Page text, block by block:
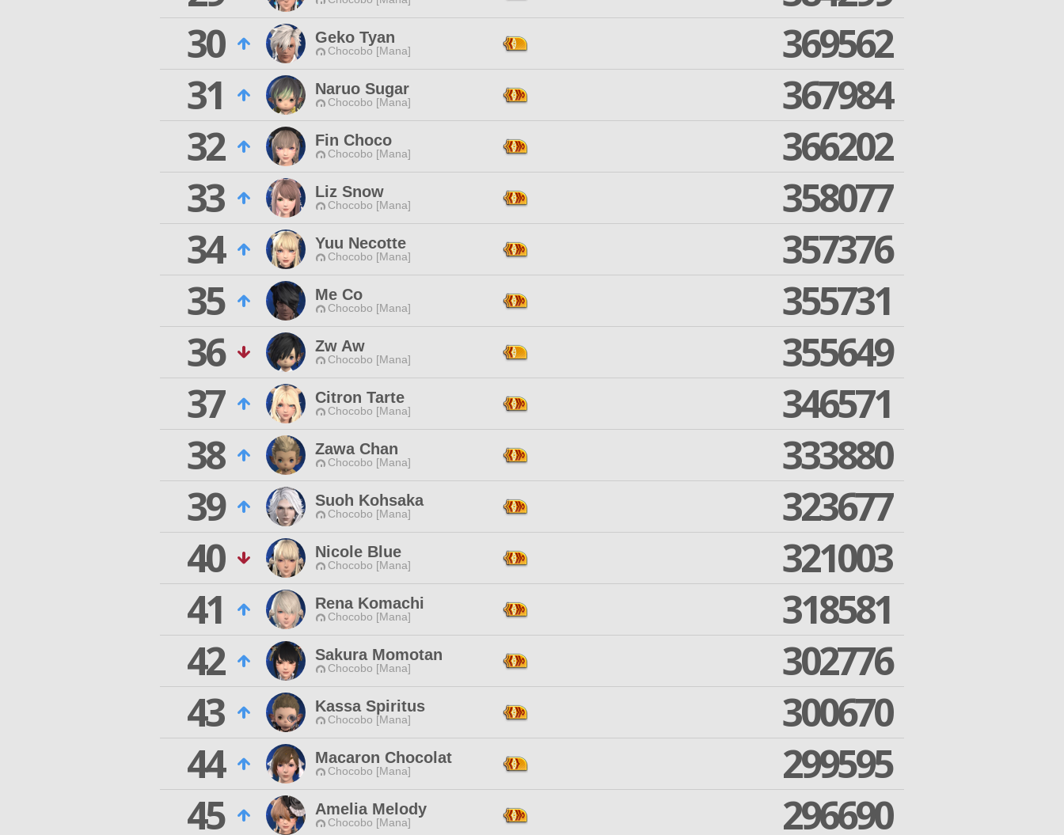
30
Geko Tyan
Chocobo [Mana]
369562
31
Naruo Sugar
Chocobo [Mana]
367984
32
Fin Choco
Chocobo [Mana]
366202
33
Liz Snow
Chocobo [Mana]
358077
34
Yuu Necotte
Chocobo [Mana]
357376
35
Me Co
Chocobo [Mana]
355731
36
Zw Aw
Chocobo [Mana]
355649
37
Citron Tarte
Chocobo [Mana]
346571
38
Zawa Chan
Chocobo [Mana]
333880
39
Suoh Kohsaka
Chocobo [Mana]
323677
40
Nicole Blue
Chocobo [Mana]
321003
41
Rena Komachi
Chocobo [Mana]
318581
42
Sakura Momotan
Chocobo [Mana]
302776
43
Kassa Spiritus
Chocobo [Mana]
300670
44
Macaron Chocolat
Chocobo [Mana]
299595
45
Amelia Melody
Chocobo [Mana] 296690